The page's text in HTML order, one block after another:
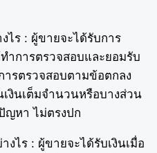
ไร : ผู้ขายจะได้รับการ
ำการตรวจสอบและยอมรับ
ารตรวจสอบตามข้อตกลง
งินเต็มจำนวนหรือบางส่วน
ญหา ไม่ตรงปก
งไร : ผู้ขายจะได้รับเงินเมื่อ